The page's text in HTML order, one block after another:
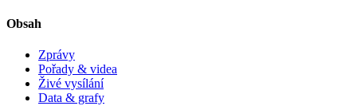
Obsah
Zprávy
Pořady & videa
Živé vysílání
Data & grafy